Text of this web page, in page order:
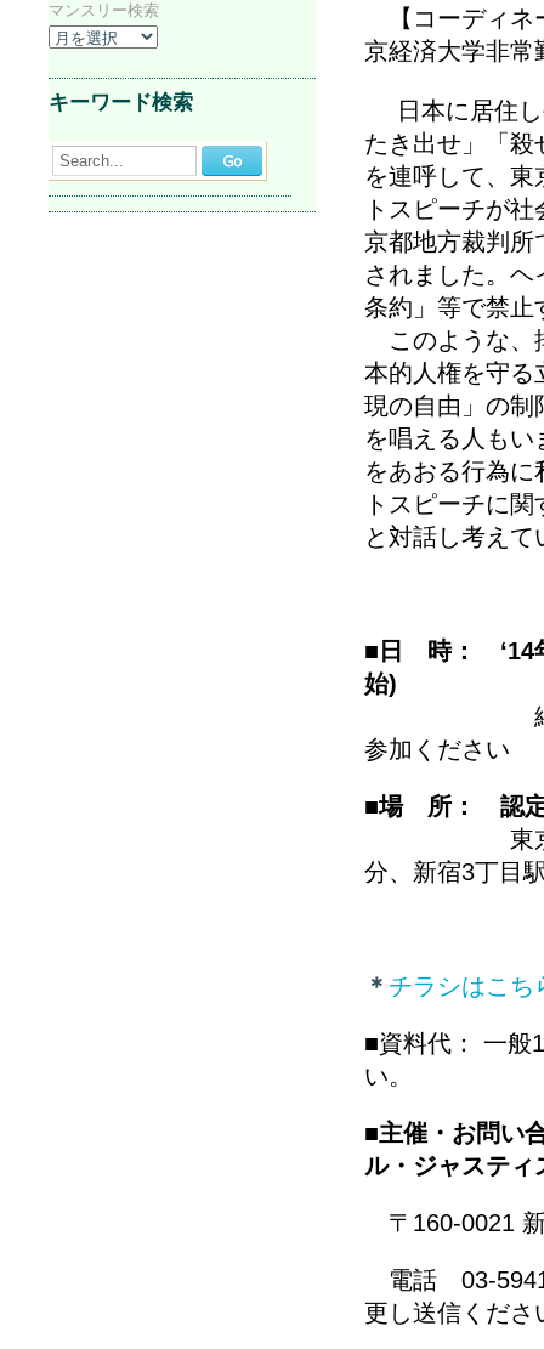
【コーディネ
京経済大学非常
日本に居住し
たき出せ」「殺
を連呼して、
トスピーチが
京都地方裁判所
されました。
条約」等で禁止
このような、
本的人権を守る
現の自由」の制
を唱える人も
をあおる行為
トスピーチに
と対話し考えて
■ 日 時： ‘14
始)
終了後、会
参加ください
■場 所： 認定
東京
分、新宿3丁
＊ チラシはこち
■資料代： 一
い。
■主催・お問い
ル・ジャステ
〒160-0021
電話 03-
更し送信くだ
マンスリー検索
キーワード検索
Search...